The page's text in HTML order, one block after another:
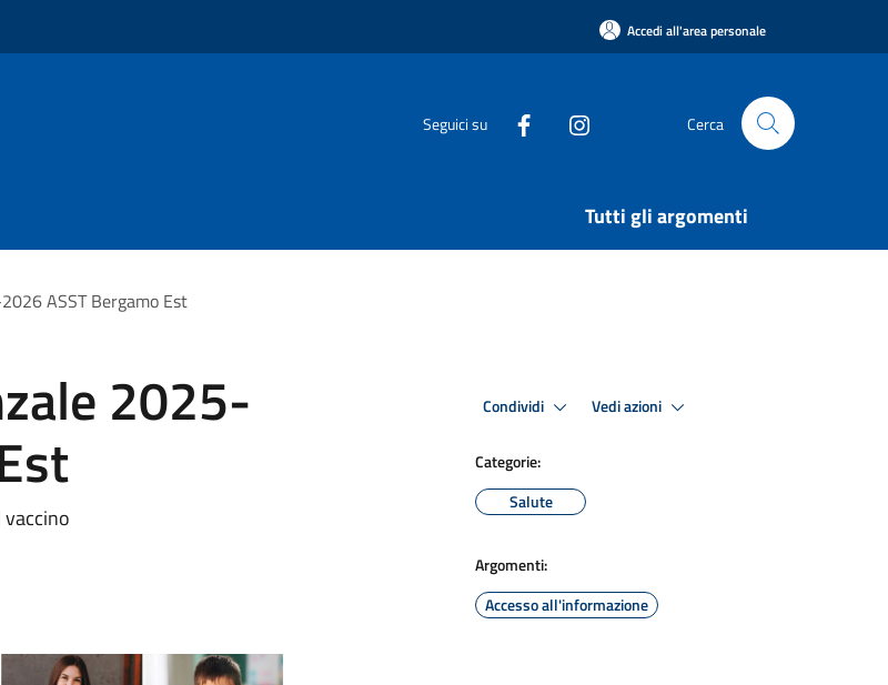
Accedi all'area personale
Seguici su Cerca
Tutti gli argomenti
ASST Bergamo Est
2025- Condividi Vedi azioni
Categorie:
Salute
Argomenti:
Accesso all'informazione